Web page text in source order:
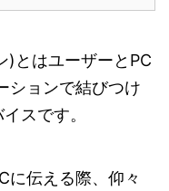
とはユーザーとPC
ションで結びつけ
スです。
に伝える際、仰々